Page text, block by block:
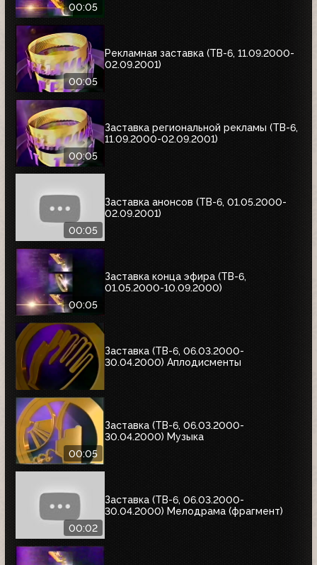
00:05
00:05
Рекламная заставка (ТВ-6, 11.09.2000-
02.09.2001)
00:05
Заставка региональной рекламы (ТВ-6,
11.09.2000-02.09.2001)
00:05
Заставка анонсов (ТВ-6, 01.05.2000-
02.09.2001)
00:05
Заставка конца эфира (ТВ-6,
01.05.2000-10.09.2000)
Заставка (ТВ-6, 06.03.2000-
30.04.2000) Аплодисменты
00:05
Заставка (ТВ-6, 06.03.2000-
30.04.2000) Музыка
00:02
Заставка (ТВ-6, 06.03.2000-
30.04.2000) Мелодрама (фрагмент)